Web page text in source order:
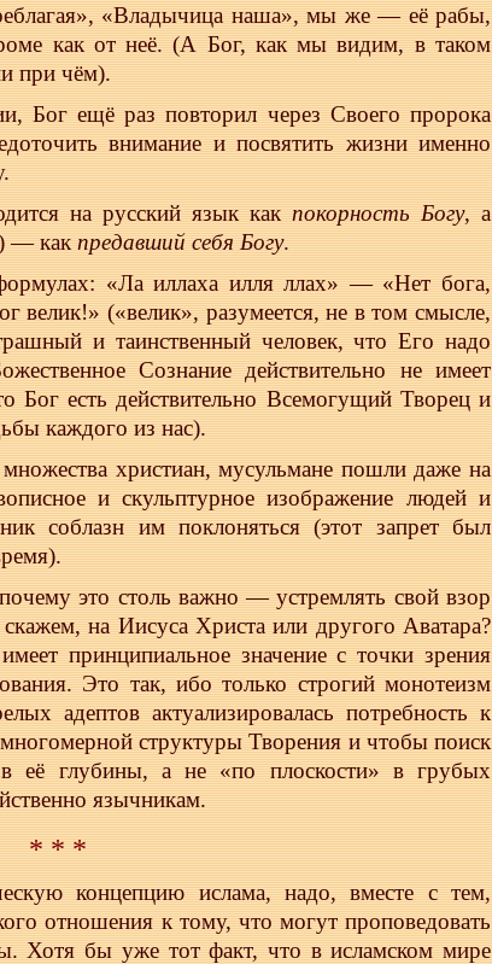
«Владычица наша», мы же — её рабы,
как от неё. (А Бог, как мы видим, в таком
при чём).
Бог ещё раз повторил через Своего пророка
внимание и посвятить жизни именно
на русский язык какпокорность Богу, а
— какпредавший себя Богу.
«Ла иллаха илля ллах» — «Нет бога,
(«велик», разумеется, не в том смысле,
и таинственный человек, что Его надо
Сознание действительно не имеет
Бог есть действительно Всемогущий Творец и
каждого из нас).
христиан, мусульмане пошли даже на
и скульптурное изображение людей и
соблазн им поклоняться (этот запрет был
это столь важно — устремлять свой взор
на Иисуса Христа или другого Аватара?
принципиальное значение с точки зрения
Это так, ибо только строгий монотеизм
адептов актуализировалась потребность к
структуры Творения и чтобы поиск
её глубины, а не «по плоскости» в грубых
язычникам.
* * *
концепцию ислама, надо, вместе с тем,
отношения к тому, что могут проповедовать
Хотя бы уже тот факт, что в исламском мире